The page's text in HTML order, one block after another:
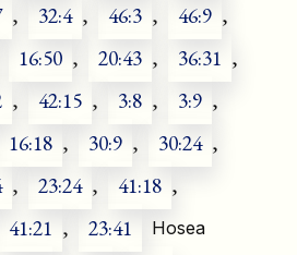
, 32:4 , 46:3 , 46:9 ,
16:50 , 20:43 , 36:31 ,
, 42:15 , 3:8 , 3:9 ,
16:18 , 30:9 , 30:24 ,
, 23:24 , 41:18 ,
41:21 , 23:41 Hosea